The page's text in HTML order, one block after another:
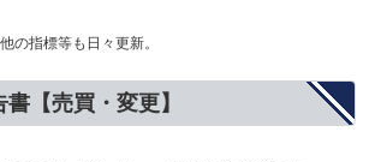
の指標等も日々更新。
【売買・変更】